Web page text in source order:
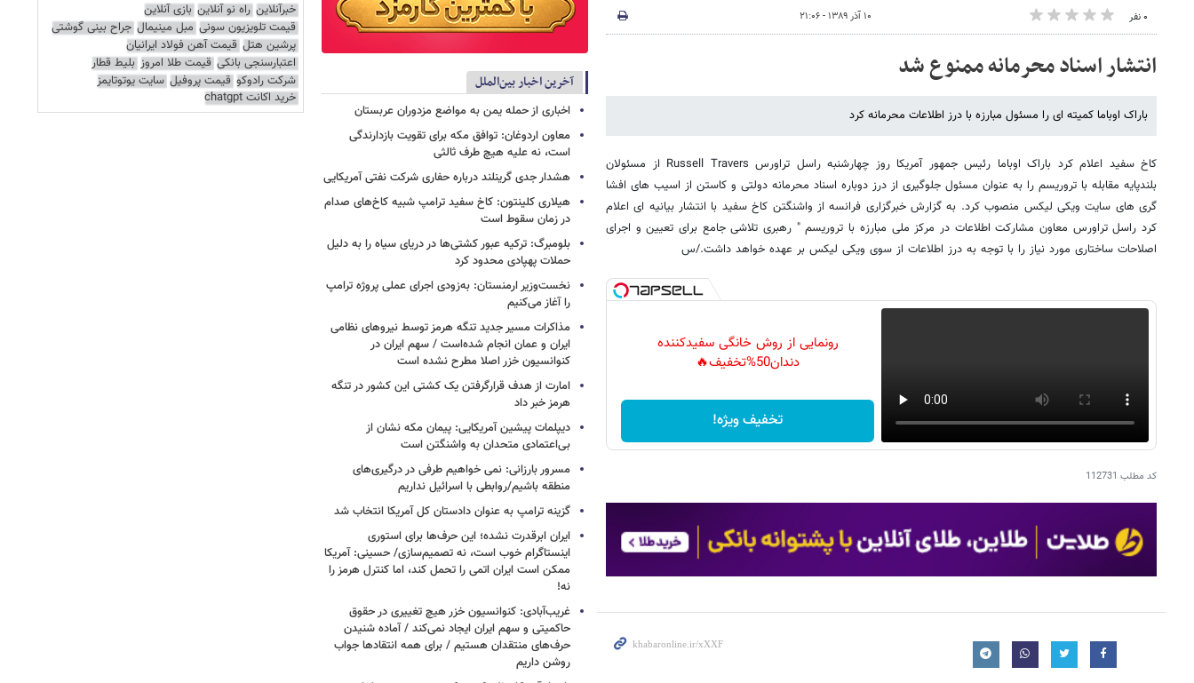
۰ نفر ۱۰ آذر ۱۳۸۹ - ۲۱:۰۶
انتشار اسناد محرمانه ممنوع شد
باراک اوباما کمیته ای را مسئول مبارزه با درز اطلاعات محرمانه کرد
کاخ سفید اعلام کرد باراک اوباما رئیس جمهور آمریکا روز چهارشنبه راسل تراورس Russell Travers از مسئولان
بلندپایه مقابله با تروریسم را به عنوان مسئول جلوگیری از درز دوباره اسناد محرمانه دولتی و کاستن از اسیب های افشا
گری های سایت ویکی لیکس منصوب کرد. به گزارش خبرگزاری فرانسه از واشنگتن کاخ سفید با انتشار بیانیه ای اعلام
کرد راسل تراورس معاون مشارکت اطلاعات در مرکز ملی مبارزه با تروریسم " رهبری تلاشی جامع برای تعیین و اجرای
اصلاحات ساختاری مورد نیاز را با توجه به درز اطلاعات از سوی ویکی لیکس بر عهده خواهد داشت./س
رونمایی از روش خانگی سفیدکننده
دندان50%تخفیف🔥
تخفیف ویژه!
کد مطلب 112731
آخرین اخبار بین‌الملل
اخباری از حمله یمن به مواضع مزدوران عربستان
معاون اردوغان: توافق مکه برای تقویت بازدارندگی
است، نه علیه هیچ طرف ثالثی
هشدار جدی گرینلند درباره حفاری شرکت نفتی آمریکایی
هیلاری کلینتون: کاخ سفید ترامپ شبیه کاخ‌های صدام
در زمان سقوط است
بلومبرگ: ترکیه عبور کشتی‌ها در دریای سیاه را به دلیل
حملات پهپادی محدود کرد
نخست‌وزیر ارمنستان: به‌زودی اجرای عملی پروژه ترامپ
را آغاز می‌کنیم
مذاکرات مسیر جدید تنگه هرمز توسط نیروهای نظامی
ایران و عمان انجام شده‌است / سهم ایران در
کنوانسیون خزر اصلا مطرح نشده است
امارت از هدف قرارگرفتن یک کشتی این کشور در تنگه
هرمز خبر داد
دیپلمات پیشین آمریکایی: پیمان مکه نشان از
بی‌اعتمادی متحدان به واشنگتن است
مسرور بارزانی: نمی خواهیم طرفی در درگیری‌های
منطقه باشیم/روابطی با اسرائیل نداریم
گزینه ترامپ به عنوان دادستان کل آمریکا انتخاب شد
ایران ابرقدرت نشده؛ این حرف‌ها برای استوری
اینستاگرام خوب است، نه تصمیم‌سازی/ حسینی: آمریکا
ممکن است ایران اتمی را تحمل کند، اما کنترل هرمز را
نه!
غریب‌آبادی: کنوانسیون خزر هیچ تغییری در حقوق
حاکمیتی و سهم ایران ایجاد نمی‌کند / آماده شنیدن
حرف‌های منتقدان هستیم / برای همه انتقادها جواب
روشن داریم
خبرآنلاین راه نو آنلاین بازی آنلاین
قیمت تلویزیون سونی مبل مینیمال جراح بینی گوشتی
پرشین هتل قیمت آهن فولاد ایرانیان
اعتبارسنجی بانکی قیمت طلا امروز بلیط قطار
شرکت رادوکو قیمت پروفیل سایت یوتوتایمز
خرید اکانت chatgpt